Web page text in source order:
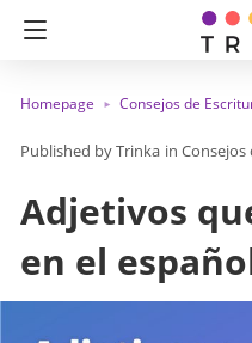
Homepage Consejos de
Trinka in Consejos
Adjetivos
en el